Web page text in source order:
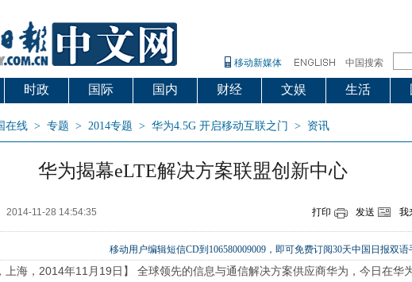
移动新媒体 中国搜索
时政 国际 国内 财经 文娱 生活
在线 > 专题 > 2014专题 > 华为4.5G 开启移动互联之门 > 资讯
华为揭幕eLTE解决方案联盟创新中心
2014-11-28 14:54:35 打印 发送 我
移动用户编辑短信CD到106580009009，即可免费订阅30天中国日报双语
上海，2014年11月19日】 全球领先的信息与通信解决方案供应商华为，今日在华